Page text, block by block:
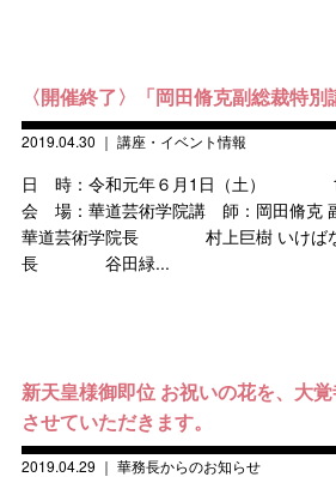
〈開催終了〉「岡田脩克副総裁特
2019.04.30 ｜ 講座・イベント情報
日 時：令和元年６月1日（土）
会 場：華道芸術学院講 師：岡田
華道芸術学院長 村上巨樹 いけばな
長 谷田緑...
新天皇様御即位 お祝いの花を、大
させていただきます。
2019.04.29 ｜ 華務長からのお知らせ